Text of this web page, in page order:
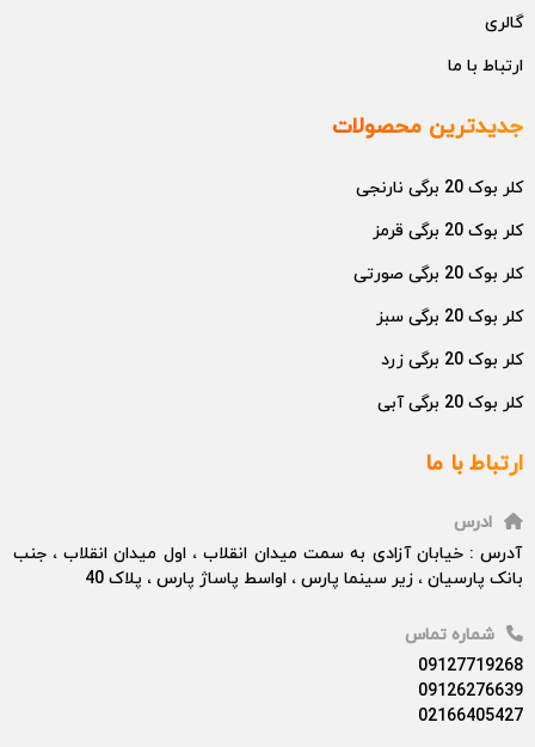
گالری
ارتباط با ما
جدیدترین محصولات
کلر بوک 20 برگی نارنجی
کلر بوک 20 برگی قرمز
کلر بوک 20 برگی صورتی
کلر بوک 20 برگی سبز
کلر بوک 20 برگی زرد
کلر بوک 20 برگی آبی
ارتباط با ما
ادرس
آدرس : خیابان آزادی به سمت میدان انقلاب ، اول میدان انقلاب ، جنب
بانک پارسیان ، زیر سینما پارس ، اواسط پاساژ پارس ، پلاک 40
شماره تماس
09127719268
09126276639
02166405427